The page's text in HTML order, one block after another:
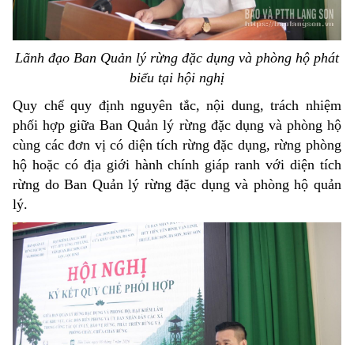
Lãnh đạo Ban Quản lý rừng đặc dụng và phòng hộ phát
biểu tại hội nghị
Quy chế quy định nguyên tắc, nội dung, trách nhiệm
phối hợp giữa Ban Quản lý rừng đặc dụng và phòng hộ
cùng các đơn vị có diện tích rừng đặc dụng, rừng phòng
hộ hoặc có địa giới hành chính giáp ranh với diện tích
rừng do Ban Quản lý rừng đặc dụng và phòng hộ quản
lý.